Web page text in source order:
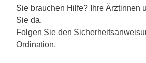
Sie brauchen Hilfe? Ihre Ärztinnen
Sie da.
Folgen Sie den
Ordination.